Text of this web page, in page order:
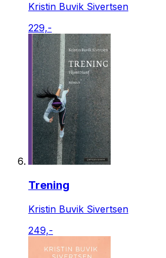
Kristin Buvik Sivertsen
229,-
Trening
Kristin Buvik Sivertsen
249,-